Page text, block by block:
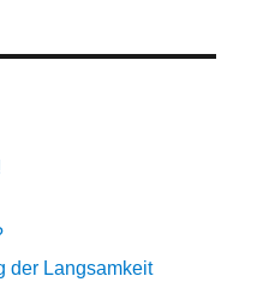
der Langsamkeit